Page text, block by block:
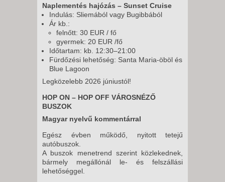
Naplementés hajózás – Sunset Cruise
Indulás: Sliemából vagy Bugibbából
Ár kb.:
felnőtt: 30 EUR / fő
gyermek: 20 EUR /fő
Időtartam: kb. 12:30–21:00
Fürdőzési lehetőség: Santa Maria-öböl és
Blue Lagoon
Legközelebb 2026 júniustól!
HOP ON – HOP OFF VÁROSNÉZŐ
BUSZOK
Magyar nyelvű kommentárral
Egész évben működő, nyitott tetejű
autóbuszok.
A buszok menetrend szerint közlekednek,
bármely megállónál le- és felszállási
lehetőséggel.